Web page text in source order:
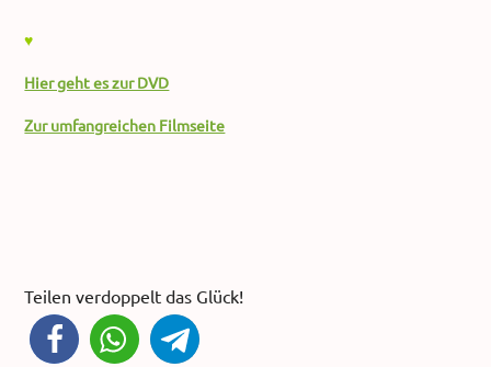
♥
Hier geht es zur DVD
Zur umfangreichen Filmseite
Teilen verdoppelt das Glück!